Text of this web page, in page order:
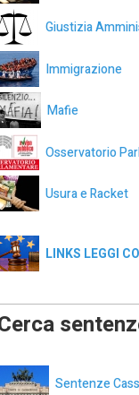
Giustizia
Immigrazione
Mafie
Osservatorio
Usura e Racket
LINKS LEGGI
Sentenze